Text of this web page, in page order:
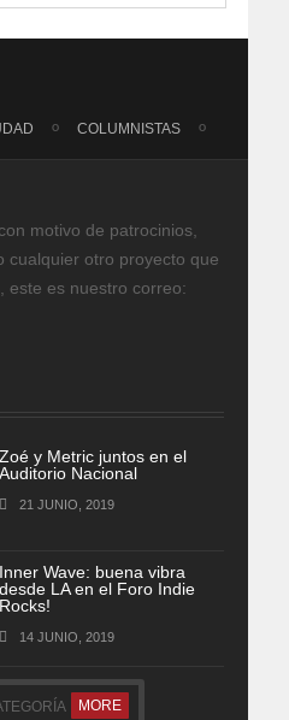
COLUMNISTAS
motivo de patrocinios,
cualquier otro proyecto que
este es nuestro correo:
Zoé y Metric juntos en el
Auditorio Nacional
21 JUNIO, 2019
Inner Wave: buena vibra
desde LA en el Foro Indie
Rocks!
14 JUNIO, 2019
MORE